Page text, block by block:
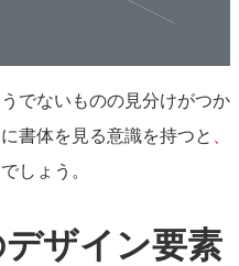
でないものの見分けがつか
書体を見る意識を持つと
しょう。
ザイン要素